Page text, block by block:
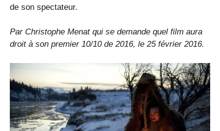
de son spectateur.
Par Christophe Menat qui se demande quel film aura
droit à son premier 10/10 de 2016, le 25 février 2016.